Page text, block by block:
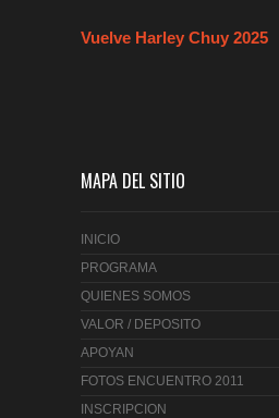
Vuelve Harley Chuy 2025
MAPA DEL SITIO
INICIO
PROGRAMA
QUIENES SOMOS
VALOR / DEPOSITO
APOYAN
FOTOS ENCUENTRO 2011
INSCRIPCION